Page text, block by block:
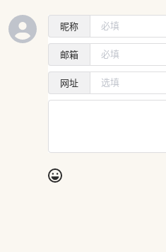
昵称
邮箱
网址